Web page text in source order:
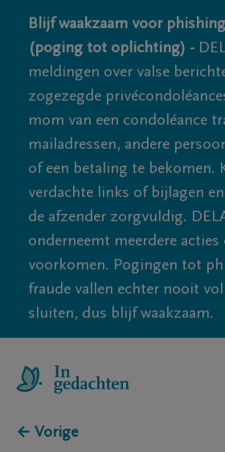
Blijf waakzaam voor
(poging tot oplichting) -
meldingen over valse
zogezegde
mom van een condoléance
mailadressen, andere
of een betaling te bekomen.
verdachte links of bijlagen
de afzender zorgvuldig.
onderneemt meerdere
voorkomen. Pogingen tot
fraude vallen echter nooit
sluiten, dus blijf waakzaam.
← Vorige